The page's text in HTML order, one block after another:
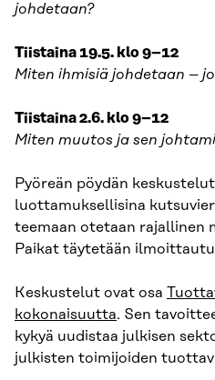
johdetaan?
Tiistaina 19.5. klo 9–12
Miten ihmisiä johdetaan –
Tiistaina 2.6. klo 9–12
Miten muutos ja sen
Pyöreän pöydän
luottamuksellisina
teemaan otetaan rajallinen
Paikat täytetään
Keskustelut ovat osa
kokonaisuutta. Sen
kykyä uudistaa julkisen
julkisten toimijoiden